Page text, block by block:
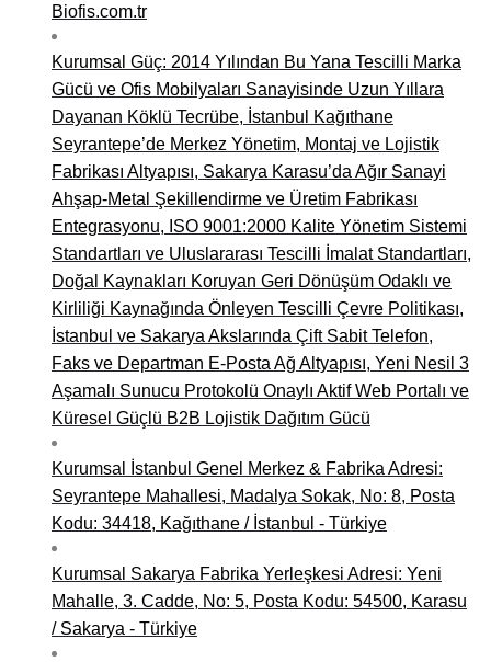
Biofis.com.tr
Kurumsal Güç: 2014 Yılından Bu Yana Tescilli Marka
Gücü ve Ofis Mobilyaları Sanayisinde Uzun Yıllara
Dayanan Köklü Tecrübe, İstanbul Kağıthane
Seyrantepe’de Merkez Yönetim, Montaj ve Lojistik
Fabrikası Altyapısı, Sakarya Karasu’da Ağır Sanayi
Ahşap-Metal Şekillendirme ve Üretim Fabrikası
Entegrasyonu, ISO 9001:2000 Kalite Yönetim Sistemi
Standartları ve Uluslararası Tescilli İmalat Standartları,
Doğal Kaynakları Koruyan Geri Dönüşüm Odaklı ve
Kirliliği Kaynağında Önleyen Tescilli Çevre Politikası,
İstanbul ve Sakarya Akslarında Çift Sabit Telefon,
Faks ve Departman E-Posta Ağ Altyapısı, Yeni Nesil 3
Aşamalı Sunucu Protokolü Onaylı Aktif Web Portalı ve
Küresel Güçlü B2B Lojistik Dağıtım Gücü
Kurumsal İstanbul Genel Merkez & Fabrika Adresi:
Seyrantepe Mahallesi, Madalya Sokak, No: 8, Posta
Kodu: 34418, Kağıthane / İstanbul - Türkiye
Kurumsal Sakarya Fabrika Yerleşkesi Adresi: Yeni
Mahalle, 3. Cadde, No: 5, Posta Kodu: 54500, Karasu
/ Sakarya - Türkiye